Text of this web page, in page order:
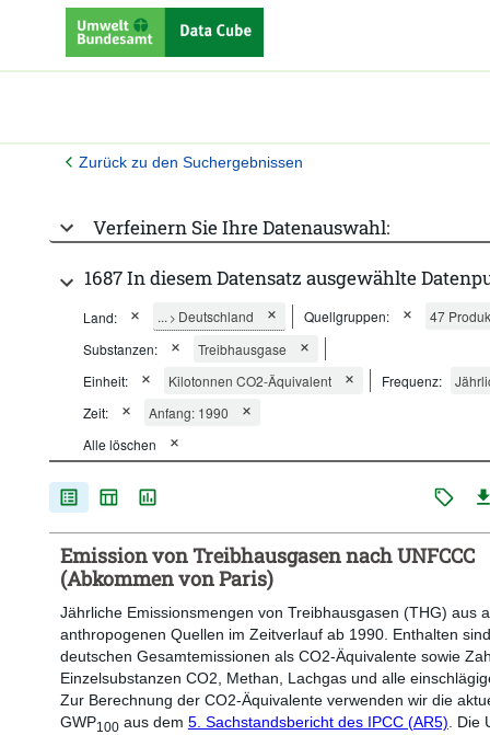
Zurück zu den Suchergebnissen
Verfeinern Sie Ihre Datenauswahl:
1687 In diesem Datensatz ausgewählte
Land: ... > Deutschland Quellgruppen:
47
Substanzen:
Treibhausgase
Einheit:
Kilotonnen CO2-Äquivalent Frequenz:
Zeit:
Anfang: 1990
Alle löschen
Emission von Treibhausgasen nach UNFCCC
(Abkommen von Paris)
Jährliche Emissionsmengen von Treibhausgasen (THG) aus
anthropogenen Quellen im Zeitverlauf ab 1990. Enthalten
deutschen Gesamtemissionen als CO2-Äquivalente sowie
Einzelsubstanzen CO2, Methan, Lachgas und alle
Zur Berechnung der CO2-Äquivalente verwenden wir die
GWP100aus dem 5. Sachstandsbericht des IPCC (AR5) . Die